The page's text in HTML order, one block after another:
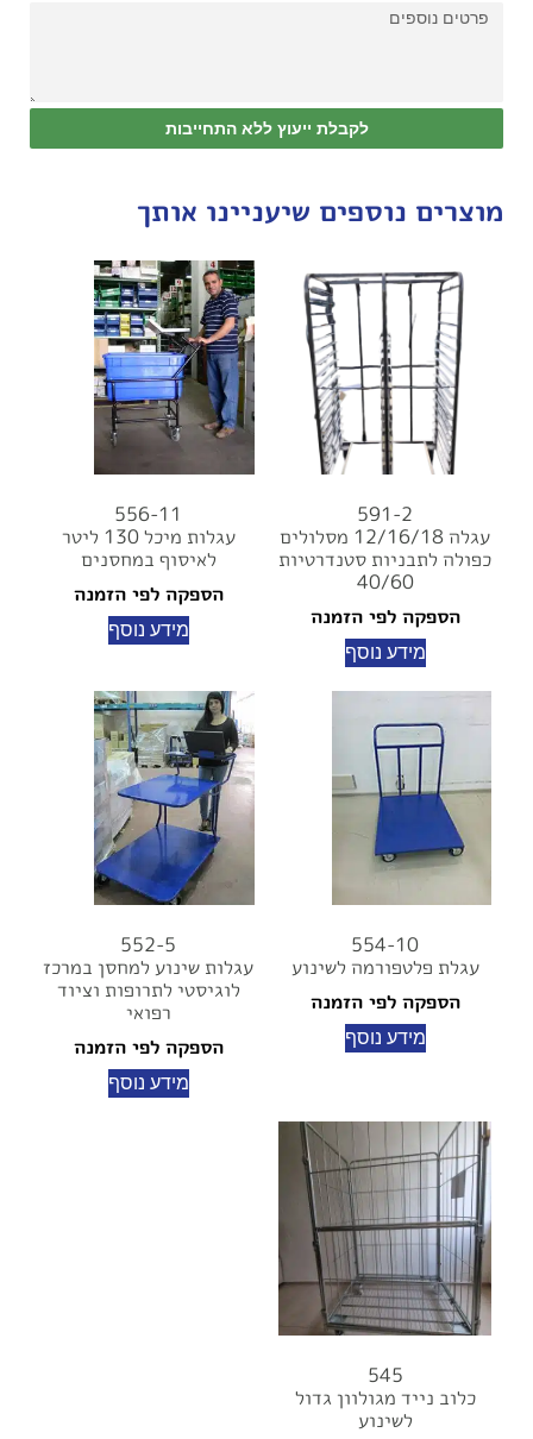
לקבלת ייעוץ ללא התחייבות
מוצרים נוספים שיעניינו אותך
591-2
עגלה 12/16/18 מסלולים
כפולה לתבניות סטנדרטיות
40/60
הספקה לפי הזמנה
מידע נוסף
556-11
עגלות מיכל 130 ליטר
לאיסוף במחסנים
הספקה לפי הזמנה
מידע נוסף
554-10
עגלת פלטפורמה לשינוע
הספקה לפי הזמנה
מידע נוסף
552-5
עגלות שינוע למחסן במרכז
לוגיסטי לתרופות וציוד
רפואי
הספקה לפי הזמנה
מידע נוסף
545
כלוב נייד מגולוון גדול
לשינוע